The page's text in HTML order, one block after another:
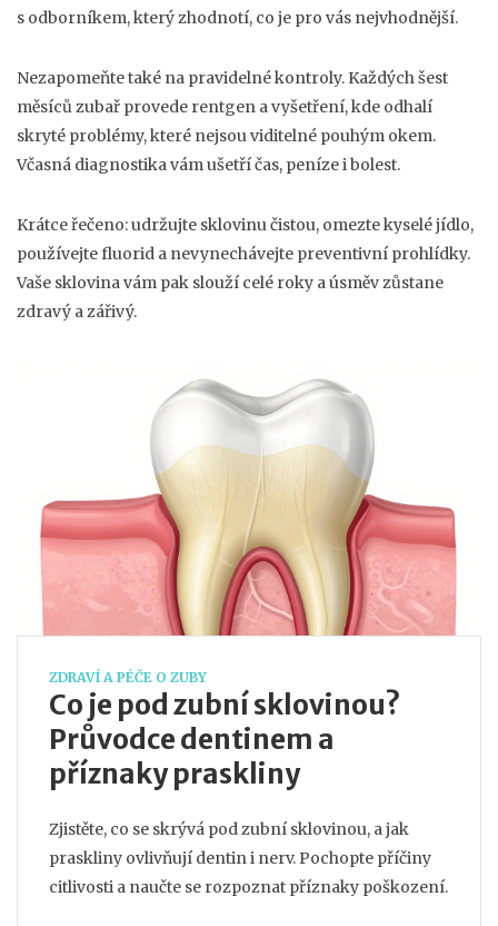
s odborníkem, který zhodnotí, co je pro vás nejvhodnější.
Nezapomeňte také na pravidelné kontroly. Každých šest
měsíců zubař provede rentgen a vyšetření, kde odhalí
skryté problémy, které nejsou viditelné pouhým okem.
Včasná diagnostika vám ušetří čas, peníze i bolest.
Krátce řečeno: udržujte sklovinu čistou, omezte kyselé jídlo,
používejte fluorid a nevynechávejte preventivní prohlídky.
Vaše sklovina vám pak slouží celé roky a úsměv zůstane
zdravý a zářivý.
ZDRAVÍ A PÉČE O ZUBY
Co je pod zubní sklovinou?
Průvodce dentinem a
příznaky praskliny
Zjistěte, co se skrývá pod zubní sklovinou, a jak
praskliny ovlivňují dentin i nerv. Pochopte příčiny
citlivosti a naučte se rozpoznat příznaky poškození.